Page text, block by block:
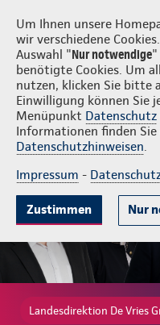
Um Ihnen unsere
wir verschiedene
Auswahl "Nur notwendige"
benötigte Cookies. Um
nutzen, klicken Sie bitte
Einwilligung können Sie
Menüpunkt Datenschutz
Informationen finden Sie
Datenschutzhinweisen.
Impressum -
Zustimmen Nur
De Vries GmbH & Co. KG
Gute Gründe Tarife &
Landesdirektion De Vries